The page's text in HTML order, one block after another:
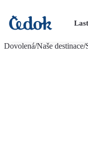
Dovolená/Naše destinace/